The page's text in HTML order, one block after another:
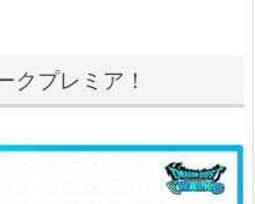
クプレミア！